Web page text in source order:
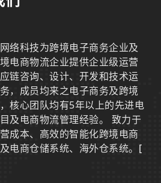
络科技为跨境电子商务企业及
电商物流企业提供企业级运营
链咨询、设计、开发和技术运
，成员均来之电子商务及跨境
核心团队均有5年以上的先进电
及电商物流管理经验。 致力于
成本、高效的智能化跨境电商
电商仓储系统、海外仓系统。 [